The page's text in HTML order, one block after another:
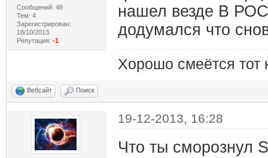
Сообщений: 48
Тем: 4
Зарегистрирован:
18/10/2013
Репутация: -1
нашел везде В
додумался что
Хорошо смеётся тот
Вебсайт Поиск
19-12-2013, 16:28
Что ты сморознул